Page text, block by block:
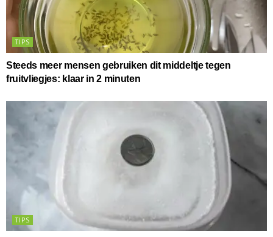
TIPS
Steeds meer mensen gebruiken dit middeltje tegen
fruitvliegjes: klaar in 2 minuten
TIPS